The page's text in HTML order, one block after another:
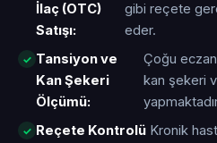
İlaç (OTC)
Satışı:
gibi reçete
eder.
Tansiyon ve
Kan Şekeri
Ölçümü:
Çoğu
kan şekeri
Reçete Kontrolü Kronik